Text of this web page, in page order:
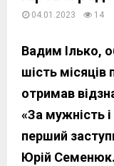
04.01.2023 14
Вадим Ілько,
шість місяців
отримав
«За мужність
перший
Юрій Семенюк.